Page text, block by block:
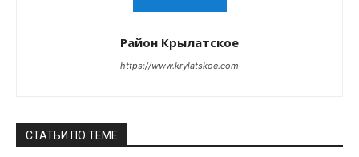
Район Крылатское
https://www.krylatskoe.com
СТАТЬИ ПО ТЕМЕ